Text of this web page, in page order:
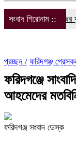
সংবাদ শিরোনাম ::
অ্যান্ড কলেজের
প্রচ্ছদ / ফরিদগঞ্জ
ফরিদগঞ্জে
আহমেদের
ফরিদগঞ্জ সংবাদ ডেস্ক